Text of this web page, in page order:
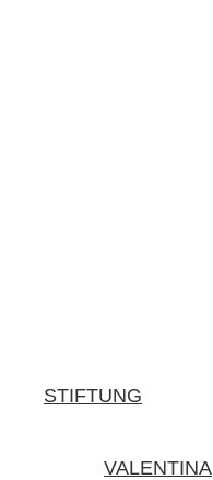
STIFTUNG
VALENTINA